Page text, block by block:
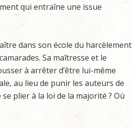
qui entraîne une issue
dans son école du harcèlement
Sa maîtresse et le
à arrêter d’être lui-même
au lieu de punir les auteurs de
plier à la loi de la majorité ? Où